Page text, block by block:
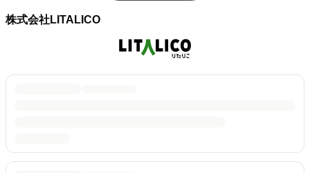
株式会社LITALICO